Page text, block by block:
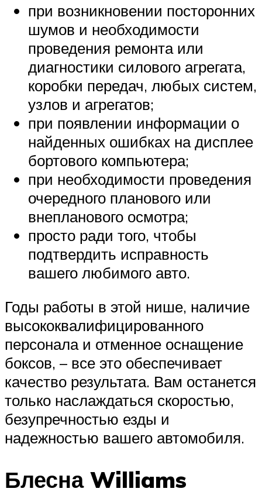
при возникновении посторонних
шумов и необходимости
проведения ремонта или
диагностики силового агрегата,
коробки передач, любых систем,
узлов и агрегатов;
при появлении информации о
найденных ошибках на дисплее
бортового компьютера;
при необходимости проведения
очередного планового или
внепланового осмотра;
просто ради того, чтобы
подтвердить исправность
вашего любимого авто.
Годы работы в этой нише, наличие
высококвалифицированного
персонала и отменное оснащение
боксов, – все это обеспечивает
качество результата. Вам останется
только наслаждаться скоростью,
безупречностью езды и
надежностью вашего автомобиля.
Блесна Williams